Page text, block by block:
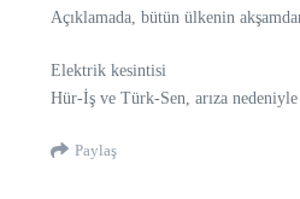
Açıklamada, bütün ülkenin
Elektrik kesintisi
Hür-İş ve Türk-Sen, arıza
Paylaş